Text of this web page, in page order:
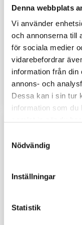
Denna webbplats
Vi använder
och annonserna till
för sociala medier
vidarebefordrar
information från din
annons- och
Dessa kan i sin tur
information som du
Nödvändig
Inställningar
Statistik
Vallhund
böjd skärm och
kardborrespänne och
siluettmotiv av en
Vallhund.
159SEK
KÖP